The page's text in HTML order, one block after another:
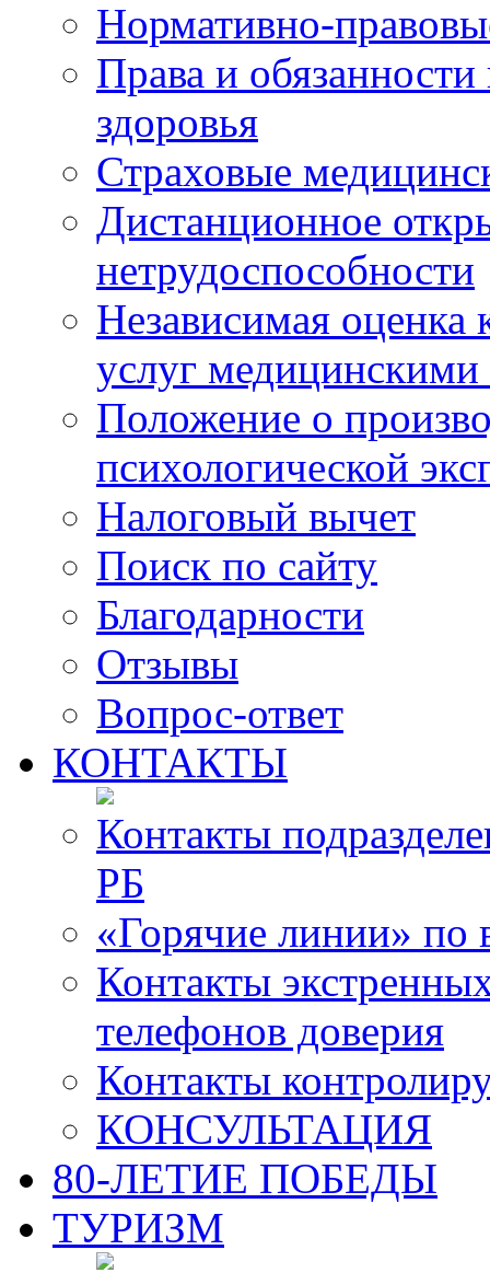
Нормативно-
Права и
здоровья
Страховые
Дистанционное
нетрудоспособности
Независимая оценка
услуг
Положение о
психологической
Налоговый вычет
Поиск по сайту
Благодарности
Отзывы
Вопрос-ответ
КОНТАКТЫ
Контакты
РБ
«Горячие линии» по
Контакты
телефонов доверия
Контакты
КОНСУЛЬТАЦИЯ
80-ЛЕТИЕ ПОБЕДЫ
ТУРИЗМ